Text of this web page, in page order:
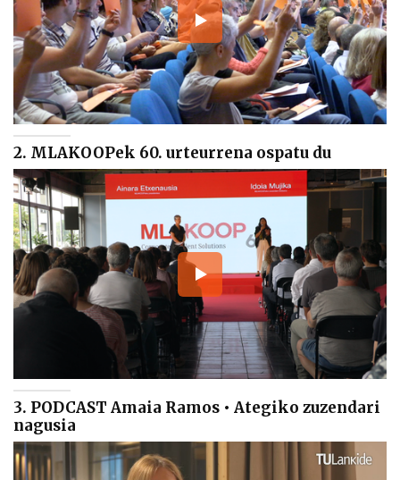
2. MLAKOOPek 60. urteurrena ospatu du
3. PODCAST Amaia Ramos • Ategiko zuzendari
nagusia